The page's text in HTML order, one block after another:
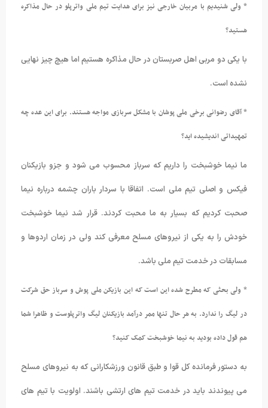
* ولی شنیدیم با مربیان خارجی نیز برای هدایت تیم ملی واترپلو در حال مذاکره
هستید؟
با یکی دو مربی اهل صربستان در حال مذاکره هستیم اما هیچ چیز نهایی
نشده است.
* آقای رضوانی برخی ملی پوشان با مشکل سربازی مواجه هستند. برای این عده چه
تمهیداتی اندیشیده اید؟
ما نیما خوشبخت را داریم که سرباز محسوب می شود و جزو بازیکنان
فیکس و اصلی تیم ملی است. اتفاقا با سردار باران چشمه درباره نیما
صحبت کردیم که بسیار به ما محبت کردند. قرار شد نیما خوشبخت
خودش را به یکی از نیروهای مسلح معرفی کند ولی در زمان اردوها و
مسابقات در خدمت تیم ملی باشد.
* ولی بحثی که مطرح شده این است که این بازیکن ملی پوش و سرباز حق شرکت
در لیگ را ندارد. به هر حال تنها ممر درآمد بازیکنان لیگ واترپلوست و ظاهرا شما
هم قول داده بودید به نیما خوشبخت کمک کنید؟
به دستور فرمانده کل قوا و طبق قانون ورزشکارانی که به نیروهای مسلح
می پیوندند باید در خدمت تیم های ارتشی باشند. اولویت با تیم های